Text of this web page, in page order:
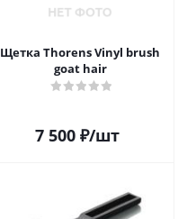
Щетка Thorens Vinyl brush
goat hair
7 500₽/шт